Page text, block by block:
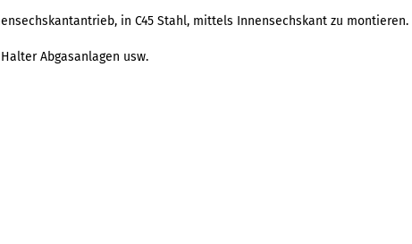
in C45 Stahl, mittels Innensechskant zu montieren.
Abgasanlagen usw.